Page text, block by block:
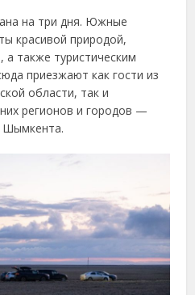
на три дня. Южные
красивой природой,
также туристическим
приезжают как гости из
области, так и
регионов и городов —
Шымкента.